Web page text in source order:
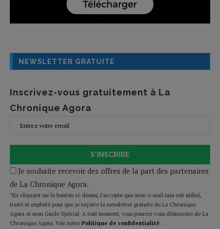
NEWSLETTER GRATUITE
Inscrivez-vous gratuitement à La
Chronique Agora
S'INSCRIRE
Je souhaite recevoir des offres de la part des partenaires
de La Chronique Agora.
*En cliquant sur le bouton ci-dessus, j’accepte que mon e-mail saisi soit utilisé,
traité et exploité pour que je reçoive la newsletter gratuite de La Chronique
Agora et mon Guide Spécial. A tout moment, vous pourrez vous désinscrire de La
Chronique Agora. Voir notre Politique de confidentialité.